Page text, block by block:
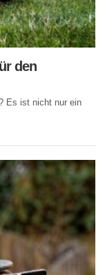
den
Es ist nicht nur ein